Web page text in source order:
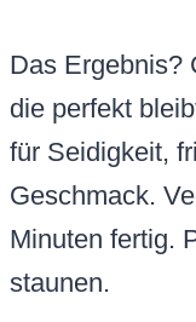
Das Ergebnis?
die perfekt
für Seidigkeit,
Geschmack.
Minuten fertig.
staunen.